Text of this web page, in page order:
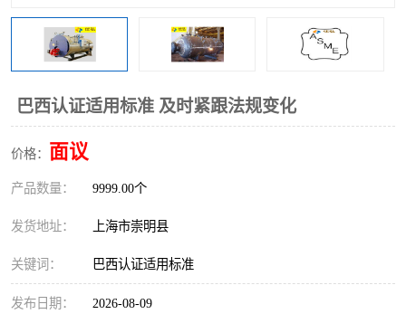
巴西认证适用标准 及时紧跟法规变化
价格： 面议
产品数量： 9999.00个
发货地址： 上海市崇明县
关键词： 巴西认证适用标准
发布日期： 2026-08-09